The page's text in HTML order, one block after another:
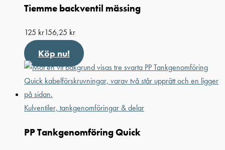
Tiemme backventil mässing
125 kr156,25 kr
Köp nu!
Kulventiler, tankgenomföringar & delar
PP Tankgenomföring Quick